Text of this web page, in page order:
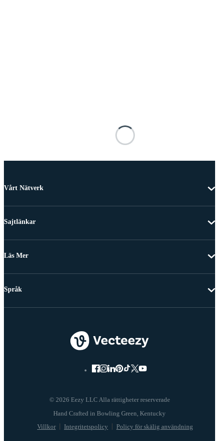
Vårt Nätverk
Sajtlänkar
Läs Mer
© 2026 Eezy LLC Alla rättigheter reserverade
Villkor Integritetspolicy Policy för skälig användning
Språk